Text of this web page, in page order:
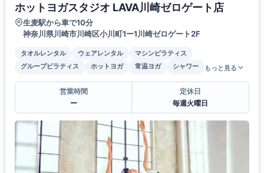
ホットヨガスタジオ LAVA川崎ゼロゲート店
生麦駅から車で10分
神奈川県川崎市川崎区小川町1ー1川崎ゼロゲート2F
タオルレンタル ウェアレンタル
マシンピラティス
グループピラティス
ホットヨガ 常温ヨガ シャワー もっと見る
営業時間
ー
定休日
毎週火曜日